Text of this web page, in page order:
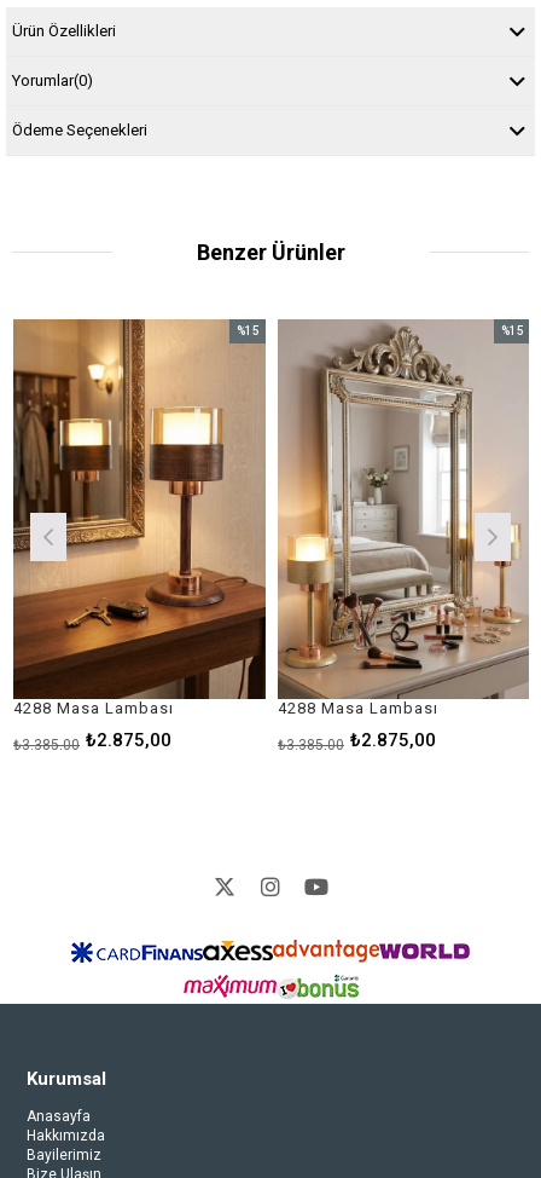
Ürün Özellikleri
Yorumlar(0)
Ödeme Seçenekleri
Benzer Ürünler
Masa Lambası
₺2.875,00
4288 Masa Lambası
₺2.875,00
₺3.385,00
%15İndirim
Kurumsal
Anasayfa
Hakkımızda
Bayilerimiz
Bize Ulaşın